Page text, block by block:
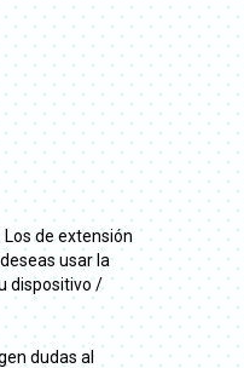
de extensión
usar la
dispositivo /
dudas al